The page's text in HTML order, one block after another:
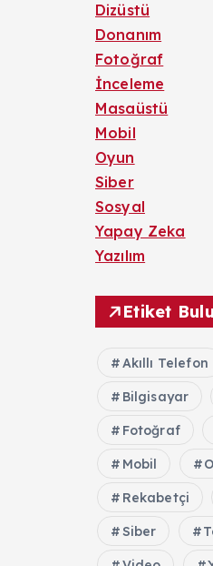
Dizüstü
Donanım
Fotoğraf
İnceleme
Masaüstü
Mobil
Oyun
Siber
Sosyal
Yapay Zeka
Yazılım
Etiket
Akıllı Telefon
Bilgisayar
Fotoğraf
Mobil
Rekabetçi
Siber